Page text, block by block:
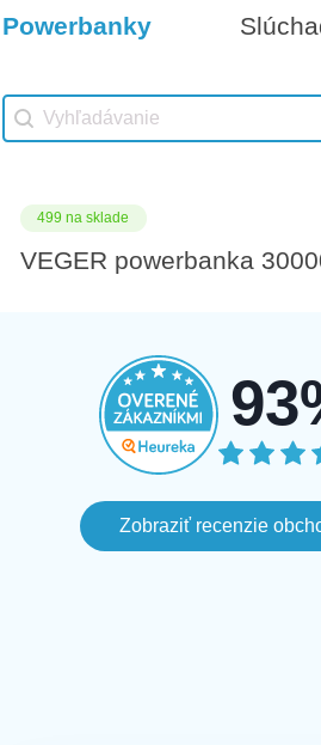
12 na sklade
Vhodné príslušenstvo
Powerbanky
Vhodné príslušenstvo search
Search content
499 na sklade
VEGER powerbanka
Zobraziť recenzie